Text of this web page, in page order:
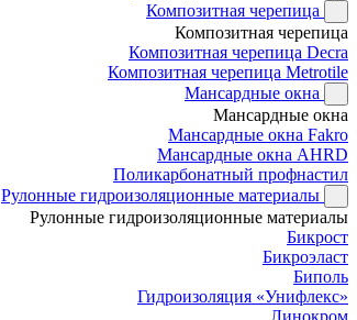
Композитная черепица
Композитная черепица
Композитная черепица Decra
Композитная черепица Metrotile
Мансардные окна
Мансардные окна
Мансардные окна Fakro
Мансардные окна AHRD
Поликарбонатный профнастил
Рулонные гидроизоляционные материалы
Рулонные гидроизоляционные материалы
Бикрост
Бикроэласт
Биполь
Гидроизоляция «Унифлекс»
Линокром